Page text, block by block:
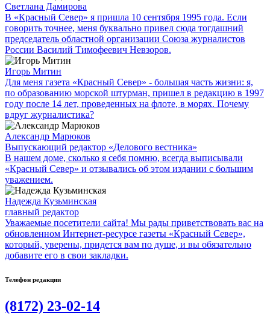
Светлана Дамирова
В «Красный Север» я пришла 10 сентября 1995 года. Если
говорить точнее, меня буквально привел сюда тогдашний
председатель областной организации Союза журналистов
России Василий Тимофеевич Невзоров.
Игорь Митин
Для меня газета «Красный Север» - большая часть жизни: я,
по образованию морской штурман, пришел в редакцию в 1997
году после 14 лет, проведенных на флоте, в морях. Почему
вдруг журналистика?
Александр Марюков
Выпускающий редактор «Делового вестника»
В нашем доме, сколько я себя помню, всегда выписывали
«Красный Север» и отзывались об этом издании с большим
уважением.
Надежда Кузьминская
главный редактор
Уважаемые посетители сайта! Мы рады приветствовать вас на
обновленном Интернет-ресурсе газеты «Красный Север»,
который, уверены, придется вам по душе, и вы обязательно
добавите его в свои закладки.
Телефон редакции
(8172) 23-02-14